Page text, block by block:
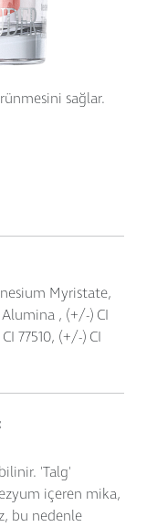
sağlar.
Myristate,
, (+/-) CI
77510, (+/-) CI
'Talg'
içeren mika,
bu nedenle